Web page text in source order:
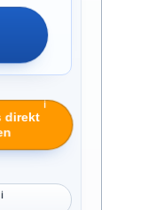
direkt
ℹ︎
ℹ︎